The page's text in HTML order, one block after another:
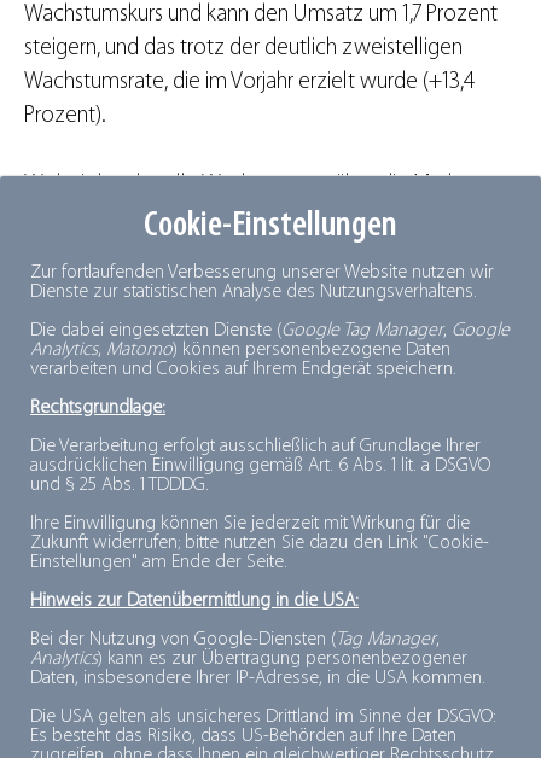
Cookie-Einstellungen
Zur fortlaufenden Verbesserung unserer Website nutzen wir
Dienste zur statistischen Analyse des Nutzungsverhaltens.
Die dabei eingesetzten Dienste (Google Tag Manager, Google
Analytics, Matomo) können personenbezogene Daten
verarbeiten und Cookies auf Ihrem Endgerät speichern.
Rechtsgrundlage:
Die Verarbeitung erfolgt ausschließlich auf Grundlage Ihrer
ausdrücklichen Einwilligung gemäß Art. 6 Abs. 1 lit. a DSGVO
und § 25 Abs. 1 TDDDG.
Ihre Einwilligung können Sie jederzeit mit Wirkung für die
Zukunft widerrufen; bitte nutzen Sie dazu den Link "Cookie-
Einstellungen" am Ende der Seite.
Hinweis zur Datenübermittlung in die USA:
Bei der Nutzung von Google-Diensten (Tag Manager,
Analytics) kann es zur Übertragung personenbezogener
Daten, insbesondere Ihrer IP-Adresse, in die USA kommen.
Die USA gelten als unsicheres Drittland im Sinne der DSGVO:
Es besteht das Risiko, dass US-Behörden auf Ihre Daten
Wachstumskurs und kann den Umsatz um 1,7 Prozent
steigern, und das trotz der deutlich zweistelligen
Wachstumsrate, die im Vorjahr erzielt wurde (+13,4
Prozent).
generiert wird (+4,4 Prozent); die Handelsmarken
Wachstum nach zehn Monaten resultiert allerdings mit
plus 2,3 Prozent stärker aus dem Segment Tiefkühlkost
exkl. Speiseeis. Speiseeis entwickelt sich dagegen
Für die reine Tiefkühlkost weist der GfK-Index im Monat
Oktober einen Umsatzrückgang aus (-6,9 Prozent).
Am stärksten verlieren die Segmente TK-Käse (-19,3%)
und TK-Fisch/Meeresfrüchte (-12,0 Prozent). Doch es
gibt auch Wachstumssegmente. Dazu zählen TK-
Imitate (Fisch/Fleischersatz) mit plus 36,6 Prozent und
TK-Süßspeisen (+18,2 Prozent). Unterm Strich steht für
die gesamte Kategorie Tiefkühlkost inklusive Speiseeis
im Monat Oktober 2021 ein Umsatzminus von 6,9